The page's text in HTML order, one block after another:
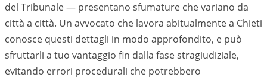
del Tribunale — presentano sfumature che variano da
città a città. Un avvocato che lavora abitualmente a Chieti
conosce questi dettagli in modo approfondito, e può
sfruttarli a tuo vantaggio fin dalla fase stragiudiziale,
evitando errori procedurali che potrebbero